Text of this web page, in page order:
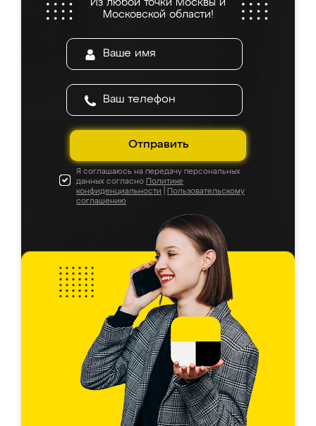
Из любой точки Москвы и
Московской области!
Отправить
Я соглашаюсь на передачу персональных
данных согласно Политике
конфиденциальности
Пользовательскому
соглашению